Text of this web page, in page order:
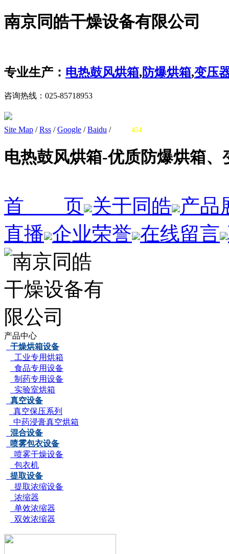
南京同皓干燥设备有限公司
专业生产： 电热鼓风烘箱,防爆烘箱,变压
咨询热线： 025-85718953
Site Map /Rss /Google /Baidu / 454
电热鼓风烘箱-优质防爆烘箱
首 页 关于同皓 产品
直播 企业荣誉 在线留言
产品中心
干燥烘箱设备
工业专用烘箱
食品专用设备
制药专用设备
实验室烘箱
真空设备
真空保压系列
中药浸膏真空烘箱
混合设备
喷雾包衣设备
喷雾干燥设备
包衣机
提取设备
提取浓缩设备
浓缩器
单效浓缩器
双效浓缩器